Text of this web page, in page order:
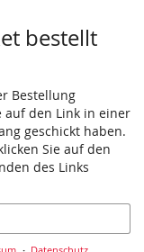
bestellt
Bestellung
auf den Link in einer
geschickt haben.
Sie auf den
des Links